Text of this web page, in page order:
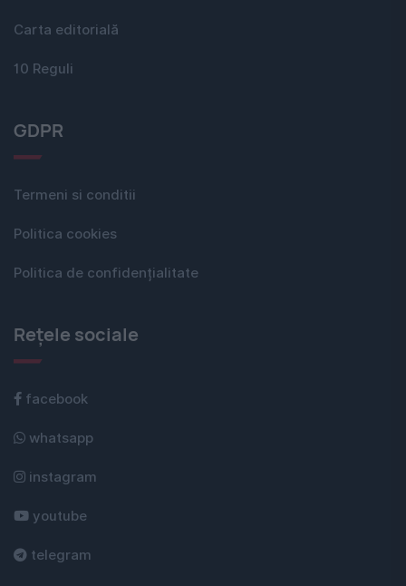
Carta editorială
10 Reguli
GDPR
Termeni si conditii
Politica cookies
Politica de confidențialitate
Rețele sociale
facebook
whatsapp
instagram
youtube
telegram